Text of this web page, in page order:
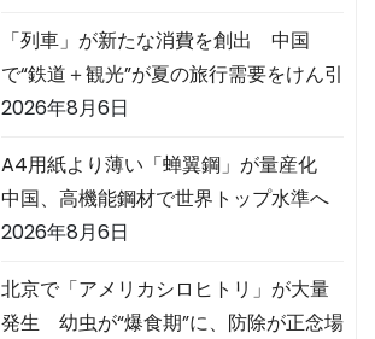
「列車」が新たな消費を創出 中国
で“鉄道＋観光”が夏の旅行需要をけん引
2026年8月6日
A4用紙より薄い「蝉翼鋼」が量産化
中国、高機能鋼材で世界トップ水準へ
2026年8月6日
北京で「アメリカシロヒトリ」が大量
発生 幼虫が“爆食期”に、防除が正念場